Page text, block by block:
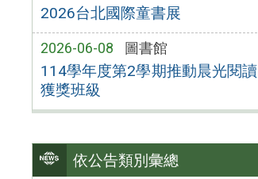
2026台北國際童書展
2026-06-08 圖書館
114學年度第2學期推動晨光閱讀
獲獎班級
依公告類別彙總